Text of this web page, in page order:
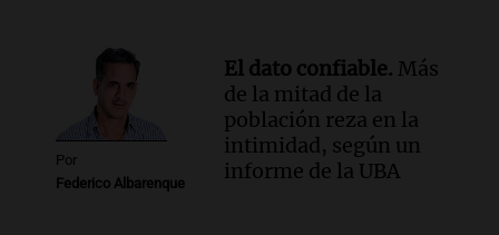
tras ser destituida
Ahora país
Episodios
Por
Federico Albarenque
El dato confiable. Más
de la mitad de la
población reza en la
intimidad, según un
informe de la UBA